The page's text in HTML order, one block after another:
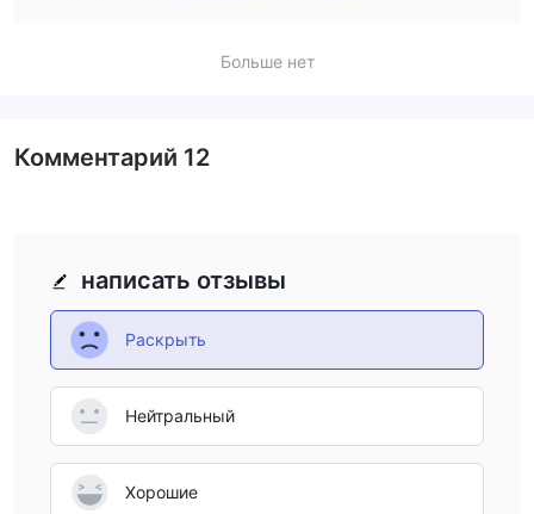
Больше нет
написать отзывы
Раскрыть
Нейтральный
Хорошие
Комментарий 12